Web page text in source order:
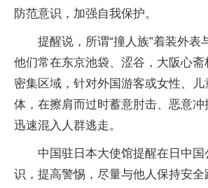
防范意识，加强自我保护。
提醒说，所谓“撞人族”着装外表
他们常在东京池袋、涩谷，大阪心
密集区域，针对外国游客或女性、
体，在擦肩而过时蓄意肘击、恶意
迅速混入人群逃走。
中国驻日本大使馆提醒在日中
识，提高警惕，尽量与他人保持安